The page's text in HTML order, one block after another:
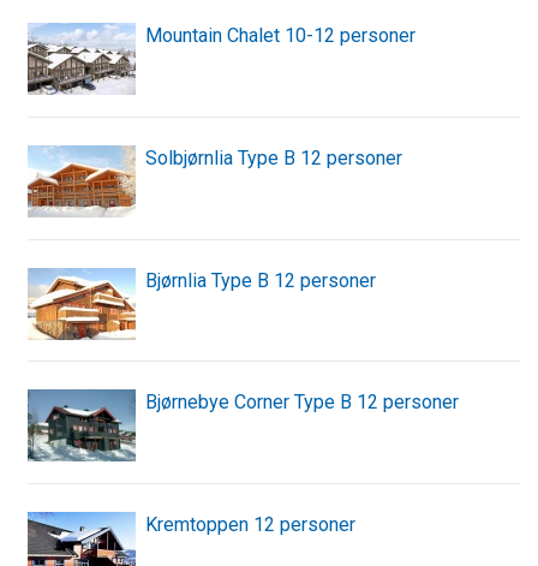
Mountain Chalet 10-12 personer
Solbjørnlia Type B 12 personer
Bjørnlia Type B 12 personer
Bjørnebye Corner Type B 12 personer
Kremtoppen 12 personer